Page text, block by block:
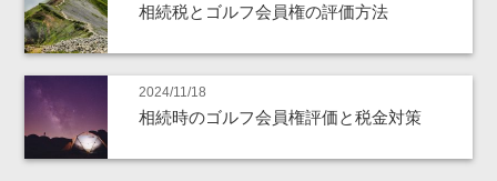
相続税とゴルフ会員権の評価方法
2024/11/18
相続時のゴルフ会員権評価と税金対策